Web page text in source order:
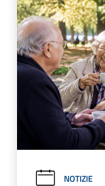
NOTIZIE